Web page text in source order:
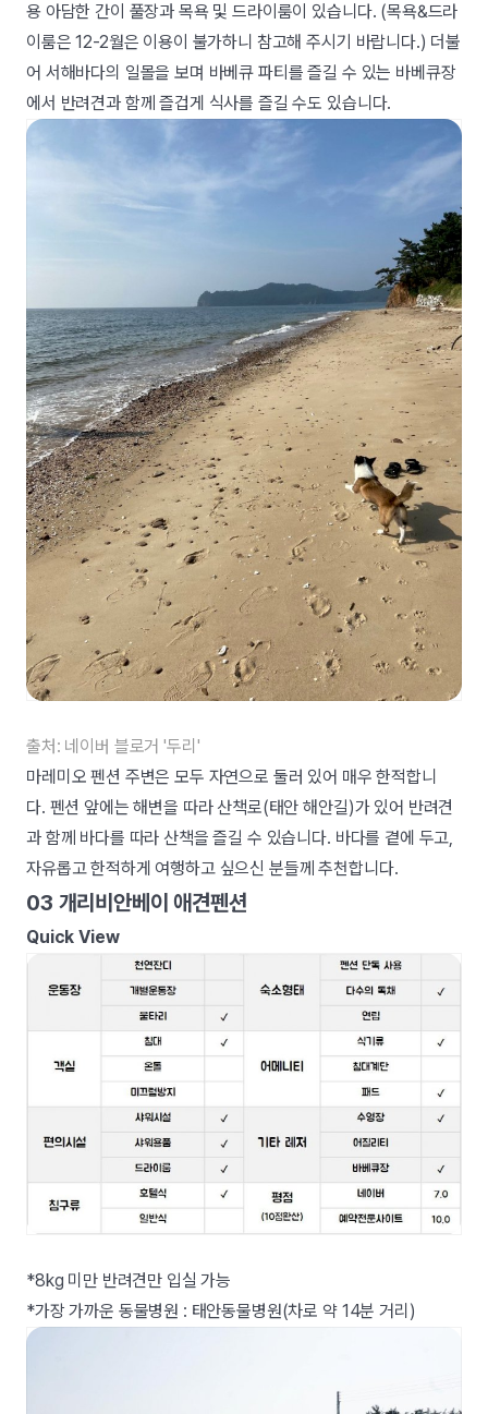
용 아담한 간이 풀장과 목욕 및 드라이룸이 있습니다. (목욕&드라
이룸은 12-2월은 이용이 불가하니 참고해 주시기 바랍니다.) 더불
어 서해바다의 일몰을 보며 바베큐 파티를 즐길 수 있는 바베큐장
에서 반려견과 함께 즐겁게 식사를 즐길 수도 있습니다.
출처: 네이버 블로거 '두리'
마레미오 펜션 주변은 모두 자연으로 둘러 있어 매우 한적합니
다. 펜션 앞에는 해변을 따라 산책로(태안 해안길)가 있어 반려견
과 함께 바다를 따라 산책을 즐길 수 있습니다. 바다를 곁에 두고,
자유롭고 한적하게 여행하고 싶으신 분들께 추천합니다.
03 개리비안베이 애견펜션
Quick View
*8kg 미만 반려견만 입실 가능
*가장 가까운 동물병원 : 태안동물병원(차로 약 14분 거리)